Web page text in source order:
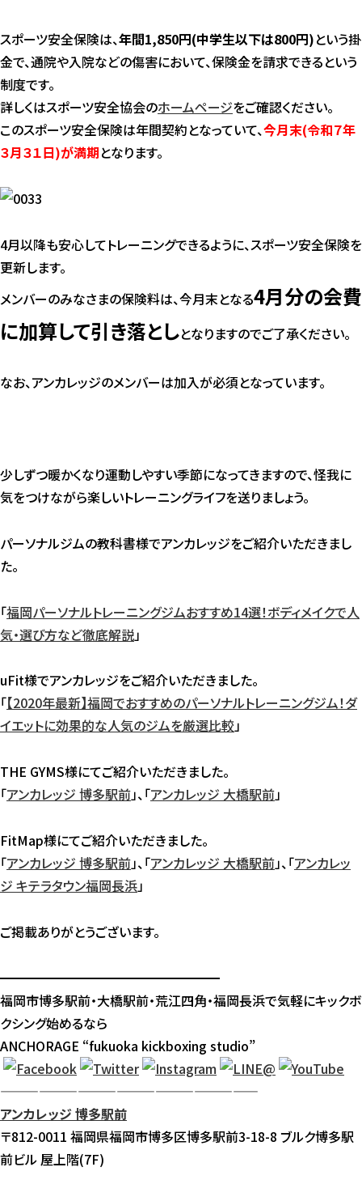
スポーツ安全保険は、年間1,850円(中学生以下は800円)という掛
金で、通院や入院などの傷害において、保険金を請求できるという
制度です。
詳しくはスポーツ安全協会のホームページをご確認ください。
このスポーツ安全保険は年間契約となっていて、今月末(令和７年
３月３１日)が満期となります。
4月以降も安心してトレーニングできるように、スポーツ安全保険を
更新します。
メンバーのみなさまの保険料は、今月末となる4月分の会費
に加算して引き落としとなりますのでご了承ください。
なお、アンカレッジのメンバーは加入が必須となっています。
少しずつ暖かくなり運動しやすい季節になってきますので、怪我に
気をつけながら楽しいトレーニングライフを送りましょう。
パーソナルジムの教科書様でアンカレッジをご紹介いただきまし
た。
「福岡パーソナルトレーニングジムおすすめ14選！ボディメイクで人
気・選び方など徹底解説」
uFit様でアンカレッジをご紹介いただきました。
「【2020年最新】福岡でおすすめのパーソナルトレーニングジム！ダ
イエットに効果的な人気のジムを厳選比較」
THE GYMS様にてご紹介いただきました。
「アンカレッジ 博多駅前」、「アンカレッジ 大橋駅前」
FitMap様にてご紹介いただきました。
「アンカレッジ 博多駅前」、「アンカレッジ 大橋駅前」、「アンカレッ
ジ キテラタウン福岡長浜」
ご掲載ありがとうございます。
━━━━━━━━━━━━━━━━━
福岡市博多駅前・大橋駅前・荒江四角・福岡長浜で気軽にキックボ
クシング始めるなら
ANCHORAGE “fukuoka kickboxing studio”
————————————————————
アンカレッジ 博多駅前
〒812-0011 福岡県福岡市博多区博多駅前3-18-8 ブルク博多駅
前ビル 屋上階(7F)